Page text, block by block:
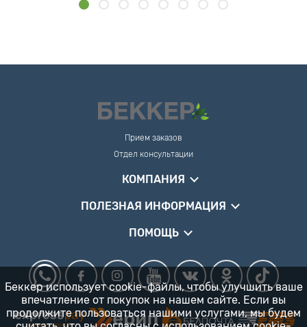
Прием заказов
Отдел консультации
КОМПАНИЯ
ПОЛЕЗНАЯ ИНФОРМАЦИЯ
ПОМОЩЬ
Беккер использует cookie-файлы, чтобы улучшить ваше
впечатление от покупок на нашем сайте. Если вы
продолжите пользоваться нашими услугами, мы будем